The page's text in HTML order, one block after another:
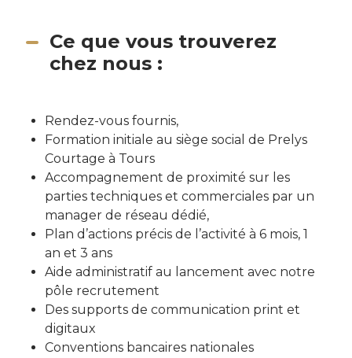
Ce que vous trouverez
chez nous :
Rendez-vous fournis,
Formation initiale au siège social de Prelys
Courtage à Tours
Accompagnement de proximité sur les
parties techniques et commerciales par un
manager de réseau dédié,
Plan d’actions précis de l’activité à 6 mois, 1
an et 3 ans
Aide administratif au lancement avec notre
pôle recrutement
Des supports de communication print et
digitaux
Conventions bancaires nationales